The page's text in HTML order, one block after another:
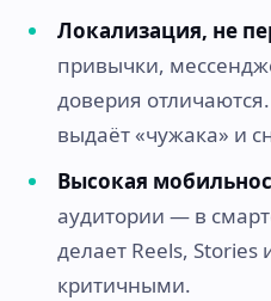
Локализация, не
привычки,
доверия
выдаёт «чужака» и
Высокая
аудитории — в
делает Reels,
критичными.